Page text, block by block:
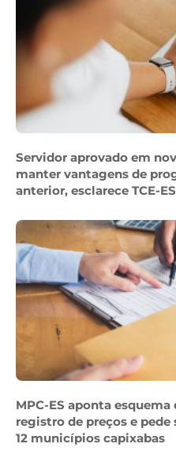
Servidor aprovado em
manter vantagens de
anterior, esclarece TCE-ES
MPC-ES aponta esquema
registro de preços e
12 municípios capixabas